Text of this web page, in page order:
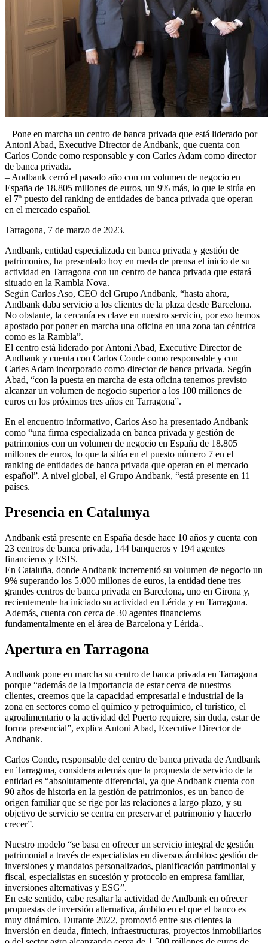
– Pone en marcha un centro de banca privada que está liderado por
Antoni Abad, Executive Director de Andbank, que cuenta con
Carlos Conde como responsable y con Carles Adam como director
de banca privada.
– Andbank cerró el pasado año con un volumen de negocio en
España de 18.805 millones de euros, un 9% más, lo que le sitúa en
el 7º puesto del ranking de entidades de banca privada que operan
en el mercado español.
Tarragona, 7 de marzo de 2023.
Andbank, entidad especializada en banca privada y gestión de
patrimonios, ha presentado hoy en rueda de prensa el inicio de su
actividad en Tarragona con un centro de banca privada que estará
situado en la Rambla Nova.
Según Carlos Aso, CEO del Grupo Andbank, “hasta ahora,
Andbank daba servicio a los clientes de la plaza desde Barcelona.
No obstante, la cercanía es clave en nuestro servicio, por eso hemos
apostado por poner en marcha una oficina en una zona tan céntrica
como es la Rambla”.
El centro está liderado por Antoni Abad, Executive Director de
Andbank y cuenta con Carlos Conde como responsable y con
Carles Adam incorporado como director de banca privada. Según
Abad, “con la puesta en marcha de esta oficina tenemos previsto
alcanzar un volumen de negocio superior a los 100 millones de
euros en los próximos tres años en Tarragona”.
En el encuentro informativo, Carlos Aso ha presentado Andbank
como “una firma especializada en banca privada y gestión de
patrimonios con un volumen de negocio en España de 18.805
millones de euros, lo que la sitúa en el puesto número 7 en el
ranking de entidades de banca privada que operan en el mercado
español”. A nivel global, el Grupo Andbank, “está presente en 11
países.
Presencia en Catalunya
Andbank está presente en España desde hace 10 años y cuenta con
23 centros de banca privada, 144 banqueros y 194 agentes
financieros y ESIS.
En Cataluña, donde Andbank incrementó su volumen de negocio un
9% superando los 5.000 millones de euros, la entidad tiene tres
grandes centros de banca privada en Barcelona, uno en Girona y,
recientemente ha iniciado su actividad en Lérida y en Tarragona.
Además, cuenta con cerca de 30 agentes financieros –
fundamentalmente en el área de Barcelona y Lérida-.
Apertura en Tarragona
Andbank pone en marcha su centro de banca privada en Tarragona
porque “además de la importancia de estar cerca de nuestros
clientes, creemos que la capacidad empresarial e industrial de la
zona en sectores como el químico y petroquímico, el turístico, el
agroalimentario o la actividad del Puerto requiere, sin duda, estar de
forma presencial”, explica Antoni Abad, Executive Director de
Andbank.
Carlos Conde, responsable del centro de banca privada de Andbank
en Tarragona, considera además que la propuesta de servicio de la
entidad es “absolutamente diferencial, ya que Andbank cuenta con
90 años de historia en la gestión de patrimonios, es un banco de
origen familiar que se rige por las relaciones a largo plazo, y su
objetivo de servicio se centra en preservar el patrimonio y hacerlo
crecer”.
Nuestro modelo “se basa en ofrecer un servicio integral de gestión
patrimonial a través de especialistas en diversos ámbitos: gestión de
inversiones y mandatos personalizados, planificación patrimonial y
fiscal, especialistas en sucesión y protocolo en empresa familiar,
inversiones alternativas y ESG”.
En este sentido, cabe resaltar la actividad de Andbank en ofrecer
propuestas de inversión alternativa, ámbito en el que el banco es
muy dinámico. Durante 2022, promovió entre sus clientes la
inversión en deuda, fintech, infraestructuras, proyectos inmobiliarios